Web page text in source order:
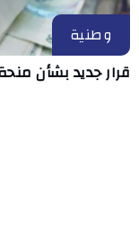
وطنية
قرار جديد بشأن